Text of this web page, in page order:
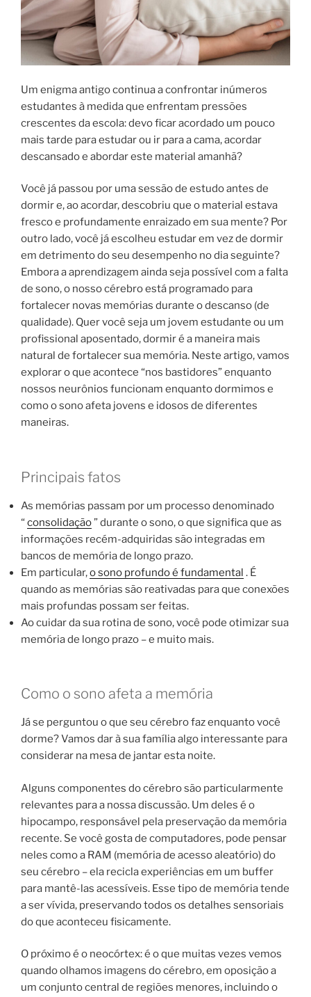
Um enigma antigo continua a confrontar inúmeros
estudantes à medida que enfrentam pressões
crescentes da escola: devo ficar acordado um pouco
mais tarde para estudar ou ir para a cama, acordar
descansado e abordar este material amanhã?
Você já passou por uma sessão de estudo antes de
dormir e, ao acordar, descobriu que o material estava
fresco e profundamente enraizado em sua mente? Por
outro lado, você já escolheu estudar em vez de dormir
em detrimento do seu desempenho no dia seguinte?
Embora a aprendizagem ainda seja possível com a falta
de sono, o nosso cérebro está programado para
fortalecer novas memórias durante o descanso (de
qualidade). Quer você seja um jovem estudante ou um
profissional aposentado, dormir é a maneira mais
natural de fortalecer sua memória. Neste artigo, vamos
explorar o que acontece “nos bastidores” enquanto
nossos neurônios funcionam enquanto dormimos e
como o sono afeta jovens e idosos de diferentes
maneiras.
Principais fatos
As memórias passam por um processo denominado
“ consolidação” durante o sono, o que significa que as
informações recém-adquiridas são integradas em
bancos de memória de longo prazo.
Em particular,o sono profundo é fundamental . É
quando as memórias são reativadas para que conexões
mais profundas possam ser feitas.
Ao cuidar da sua rotina de sono, você pode otimizar sua
memória de longo prazo – e muito mais.
Como o sono afeta a memória
Já se perguntou o que seu cérebro faz enquanto você
dorme? Vamos dar à sua família algo interessante para
considerar na mesa de jantar esta noite.
Alguns componentes do cérebro são particularmente
relevantes para a nossa discussão. Um deles é o
hipocampo, responsável pela preservação da memória
recente. Se você gosta de computadores, pode pensar
neles como a RAM (memória de acesso aleatório) do
seu cérebro – ela recicla experiências em um buffer
para mantê-las acessíveis. Esse tipo de memória tende
a ser vívida, preservando todos os detalhes sensoriais
do que aconteceu fisicamente.
O próximo é o neocórtex: é o que muitas vezes vemos
quando olhamos imagens do cérebro, em oposição a
um conjunto central de regiões menores, incluindo o